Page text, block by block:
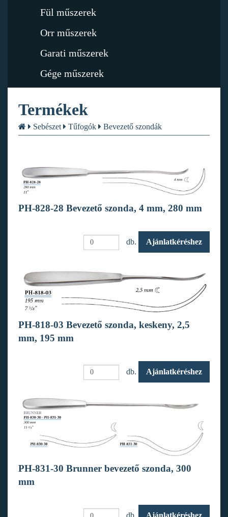
Fül műszerek
Orr műszerek
Garati műszerek
Gége műszerek
Termékek
Sebészet Tűfogók Bevezető szondák
PH-828-28 Bevezető szonda, 4 mm, 280 mm
db. Ajánlatkéréshez
PH-818-03 Bevezető szonda, keskeny, 2,5
mm, 195 mm
db. Ajánlatkéréshez
PH-831-30 Brunner bevezető szonda, 300
mm
db. Ajánlatkéréshez